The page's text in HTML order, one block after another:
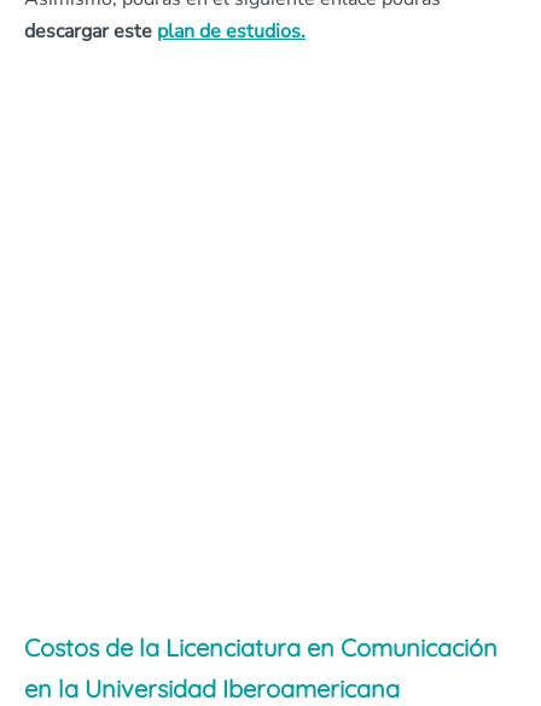
descargar este plan de estudios.
Costos de la Licenciatura en Comunicación
en la Universidad Iberoamericana